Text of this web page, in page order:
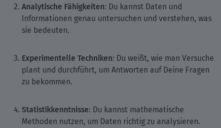
Analytische Fähigkeiten: Du kannst Daten und
Informationen genau untersuchen und verstehen, was
sie bedeuten.
Experimentelle Techniken: Du weißt, wie man Versuche
plant und durchführt, um Antworten auf Deine Fragen
zu bekommen.
Statistikkenntnisse: Du kannst mathematische
Methoden nutzen, um Daten richtig zu analysieren.